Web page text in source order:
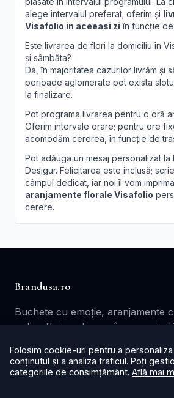
alege intervalul preferat; oferim și
Visafolio in aceeasi zi în funcție
Este livrarea de flori la domiciliu în
și sâmbăta?
Da, în majoritatea cazurilor livrăm și
perioade aglomerate pot exista
la finalizare.
Pot programa livrarea pentru o oră
Oferim intervale orare; pentru ore
acomodăm cererea, în funcție de
Pot adăuga un mesaj personalizat la
Desigur. Felicitarea este inclusă;
câmpul dedicat, iar noi îl vom
aranjamente florale Visafolio
cerere.
Brandusa.ro
Buchete cu emoție, aranjamente
online flori cu livrare în aceeași zi
📞+40753621077
✉️ contact@brandusa.ro
Folosim cookie-uri pentru a personaliza
conținutul și a analiza traficul. Poți
categoriile de consimțământ. Află mai